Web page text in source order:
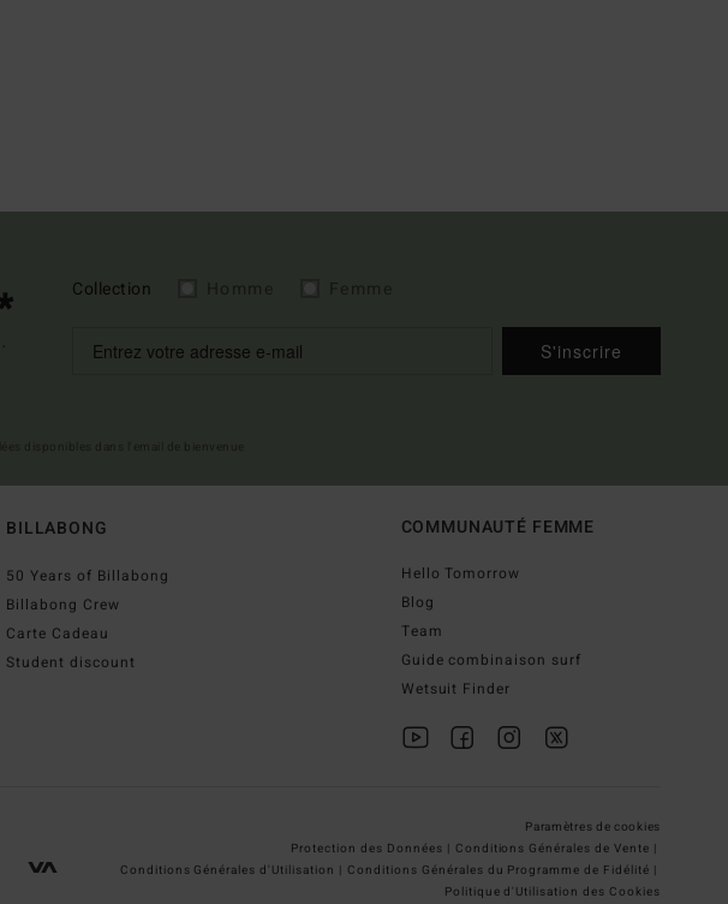
Collection
S'inscrire
BILLABONG
50 Years of Billabong
Billabong Crew
Carte Cadeau
Student discount
COMMUNAUTÉ FEMME
Hello Tomorrow
Blog
Team
Guide combinaison surf
Wetsuit Finder
Paramètres de cookies
Protection des Données | Conditions Générales de Vente |
Conditions Générales d'Utilisation | Conditions Générales du Programme de Fidélité |
Politique d'Utilisation des Cookies